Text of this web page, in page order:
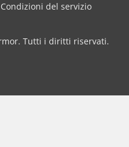
del servizio
Tutti i diritti riservati.